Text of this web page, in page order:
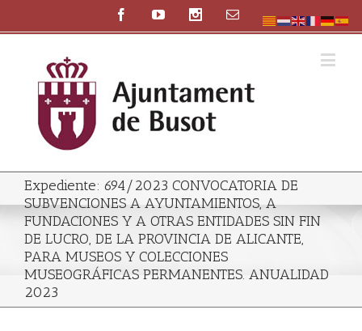
Expediente: 694/2023 CONVOCATORIA DE
SUBVENCIONES A AYUNTAMIENTOS, A
FUNDACIONES Y A OTRAS ENTIDADES SIN FIN
DE LUCRO, DE LA PROVINCIA DE ALICANTE,
PARA MUSEOS Y COLECCIONES
MUSEOGRÁFICAS PERMANENTES. ANUALIDAD
2023